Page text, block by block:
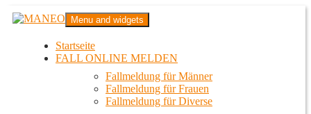
Zum
InhaltMANEO
Das schwule Anti-Gewalt-Projekt in Berlin
Menu and widgets
Startseite
FALL ONLINE MELDEN
Fallmeldung für Männer
Fallmeldung für Frauen
Fallmeldung für Diverse